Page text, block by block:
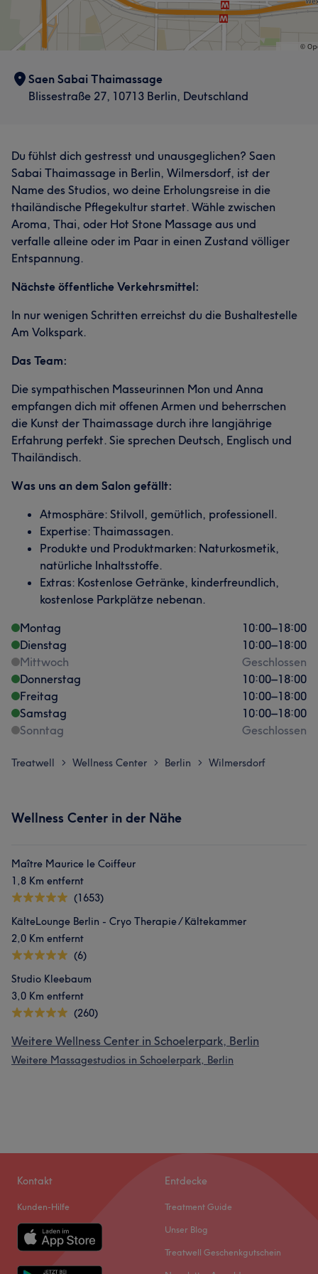
Saen Sabai Thaimassage
Blissestraße 27, 10713 Berlin, Deutschland
Du fühlst dich gestresst und unausgeglichen? Saen
Sabai Thaimassage in Berlin, Wilmersdorf, ist der
Name des Studios, wo deine Erholungsreise in die
thailändische Pflegekultur startet. Wähle zwischen
Aroma, Thai, oder Hot Stone Massage aus und
verfalle alleine oder im Paar in einen Zustand völliger
Entspannung.
Nächste öffentliche Verkehrsmittel:
In nur wenigen Schritten erreichst du die Bushaltestelle
Am Volkspark.
Das Team:
Die sympathischen Masseurinnen Mon und Anna
empfangen dich mit offenen Armen und beherrschen
die Kunst der Thaimassage durch ihre langjährige
Erfahrung perfekt. Sie sprechen Deutsch, Englisch und
Thailändisch.
Was uns an dem Salon gefällt:
Atmosphäre: Stilvoll, gemütlich, professionell.
Expertise: Thaimassagen.
Produkte und Produktmarken: Naturkosmetik,
natürliche Inhaltsstoffe.
Extras: Kostenlose Getränke, kinderfreundlich,
kostenlose Parkplätze nebenan.
Montag
10:00–18:00
Dienstag
10:00–18:00
Mittwoch
Geschlossen
Donnerstag
10:00–18:00
Freitag
10:00–18:00
Samstag
10:00–18:00
Sonntag
Geschlossen
Treatwell > Wellness Center > Berlin > Wilmersdorf
Wellness Center in der Nähe
Maître Maurice le Coiffeur
1,8 Km entfernt
(1653)
KälteLounge Berlin - Cryo Therapie / Kältekammer
2,0 Km entfernt
(6)
Studio Kleebaum
3,0 Km entfernt
(260)
Weitere Wellness Center in Schoelerpark, Berlin
Weitere Massagestudios in Schoelerpark, Berlin
Kontakt
Kunden-Hilfe
Entdecke
Treatment Guide
Unser Blog
Treatwell Geschenkgutschein